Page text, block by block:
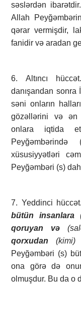
səslərdən
Allah
qərar vermişdir,
fanidir və aradan
6. Altıncı
danışandan sonra
səni onların
gözəllərini və ən
onlara iqtida
xüsusiyyətləri
Peyğəmbəri (s)
7. Yeddinci
bütün insanlara
qoruyan və
qorxudan (kimi)
Peyğəmbəri (s)
ona görə də
olmuşdur. Bu da o